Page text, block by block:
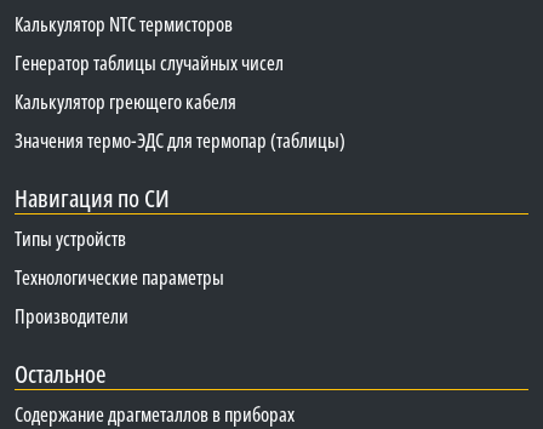
Калькулятор NTC термисторов
Генератор таблицы случайных чисел
Калькулятор греющего кабеля
Значения термо-ЭДС для термопар (таблицы)
Навигация по СИ
Типы устройств
Технологические параметры
Производители
Остальное
Содержание драгметаллов в приборах